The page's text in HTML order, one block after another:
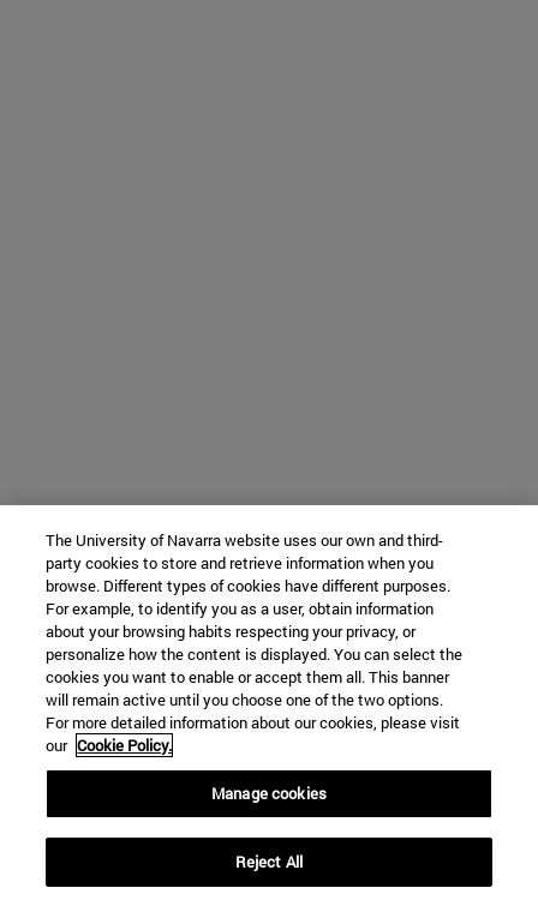
The University of Navarra website uses our own and third-
party cookies to store and retrieve information when you
browse. Different types of cookies have different purposes.
For example, to identify you as a user, obtain information
about your browsing habits respecting your privacy, or
personalize how the content is displayed. You can select the
cookies you want to enable or accept them all. This banner
will remain active until you choose one of the two options.
For more detailed information about our cookies, please visit
our Cookie Policy.
Manage cookies
Reject All